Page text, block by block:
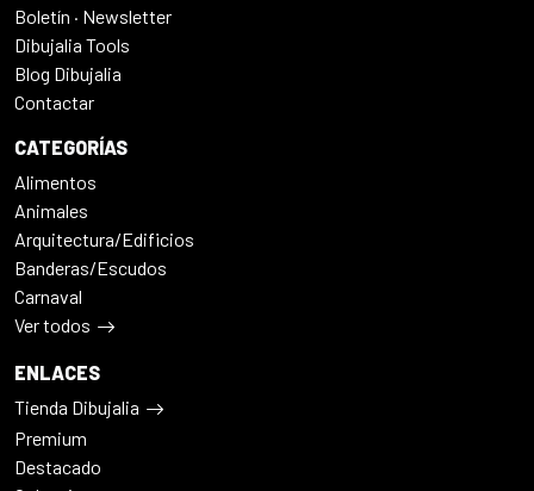
Boletín · Newsletter
Dibujalia Tools
Blog Dibujalia
Contactar
CATEGORÍAS
Alimentos
Animales
Arquitectura/Edificios
Banderas/Escudos
Carnaval
Ver todos
ENLACES
Tienda Dibujalia
Premium
Destacado